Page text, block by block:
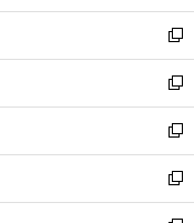
開
く
ウ
で
開
く
ン
ド
ウ
で
開
く
ウ
ィ
ン
ド
ウ
で
開
く
新
し
い
ウ
ィ
ン
ド
ウ
新
し
い
ウ
ィ
ン
新
し
い
ウ
新
し